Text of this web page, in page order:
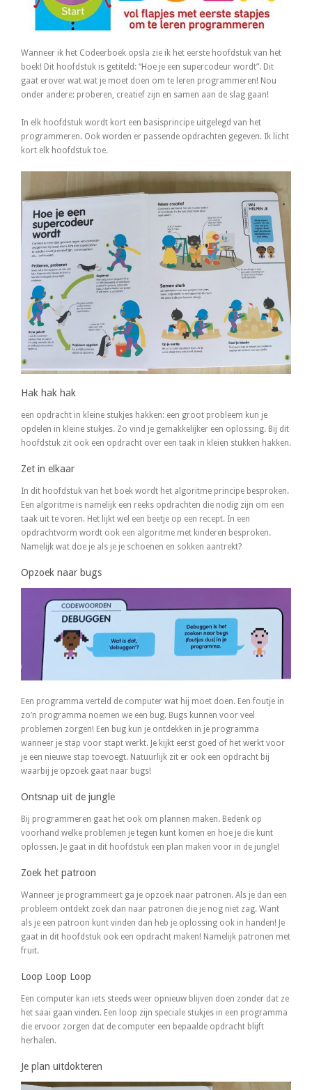
Wanneer ik het Codeerboek opsla zie ik het eerste hoofdstuk van het
boek! Dit hoofdstuk is getiteld: “Hoe je een supercodeur wordt”. Dit
gaat erover wat wat je moet doen om te leren programmeren! Nou
onder andere: proberen, creatief zijn en samen aan de slag gaan!
In elk hoofdstuk wordt kort een basisprincipe uitgelegd van het
programmeren. Ook worden er passende opdrachten gegeven. Ik licht
kort elk hoofdstuk toe.
Hak hak hak
een opdracht in kleine stukjes hakken: een groot probleem kun je
opdelen in kleine stukjes. Zo vind je gemakkelijker een oplossing. Bij dit
hoofdstuk zit ook een opdracht over een taak in kleien stukken hakken.
Zet in elkaar
In dit hoofdstuk van het boek wordt het algoritme principe besproken.
Een algoritme is namelijk een reeks opdrachten die nodig zijn om een
taak uit te voren. Het lijkt wel een beetje op een recept. In een
opdrachtvorm wordt ook een algoritme met kinderen besproken.
Namelijk wat doe je als je je schoenen en sokken aantrekt?
Opzoek naar bugs
Een programma verteld de computer wat hij moet doen. Een foutje in
zo’n programma noemen we een bug. Bugs kunnen voor veel
problemen zorgen! Een bug kun je ontdekken in je programma
wanneer je stap voor stapt werkt. Je kijkt eerst goed of het werkt voor
je een nieuwe stap toevoegt. Natuurlijk zit er ook een opdracht bij
waarbij je opzoek gaat naar bugs!
Ontsnap uit de jungle
Bij programmeren gaat het ook om plannen maken. Bedenk op
voorhand welke problemen je tegen kunt komen en hoe je die kunt
oplossen. Je gaat in dit hoofdstuk een plan maken voor in de jungle!
Zoek het patroon
Wanneer je programmeert ga je opzoek naar patronen. Als je dan een
probleem ontdekt zoek dan naar patronen die je nog niet zag. Want
als je een patroon kunt vinden dan heb je oplossing ook in handen! Je
gaat in dit hoofdstuk ook een opdracht maken! Namelijk patronen met
fruit.
Loop Loop Loop
Een computer kan iets steeds weer opnieuw blijven doen zonder dat ze
het saai gaan vinden. Een loop zijn speciale stukjes in een programma
die ervoor zorgen dat de computer een bepaalde opdracht blijft
herhalen.
Je plan uitdokteren